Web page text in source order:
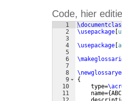
Code, hier
1
2
3
4
5
6
7
8
9
10
11
\usepackage
\usepackage
{
    type=
    name=
{ABC